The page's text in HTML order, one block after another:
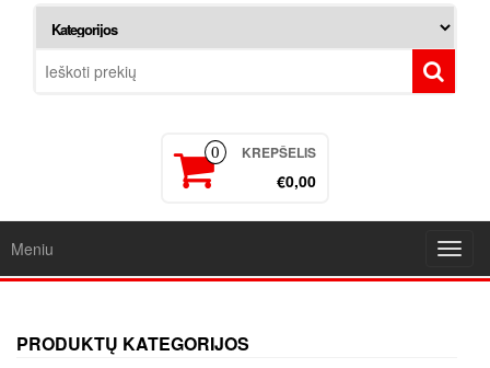
0 KREPŠELIS
€0,00
Meniu
PRODUKTŲ KATEGORIJOS